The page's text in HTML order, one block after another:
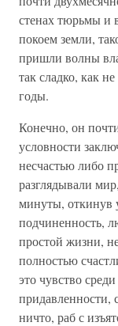
стенах тюрьмы и
покоем земли,
пришли волны
так сладко, как
годы.
Конечно, он
условности
несчастью либо
разглядывали
минуты, откинув
подчиненность,
простой жизни,
полностью
это чувство
придавленности,
ничто, раб с